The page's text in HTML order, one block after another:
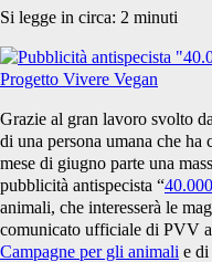
Si legge in circa: 2 minuti
Grazie al gran lavoro svolto da
di una persona umana che
mese di giugno parte una
pubblicità antispecista “
animali, che interesserà le
comunicato ufficiale di PVV
Campagne per gli animali e di